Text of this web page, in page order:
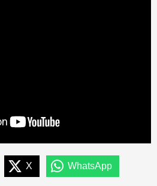
X WhatsApp